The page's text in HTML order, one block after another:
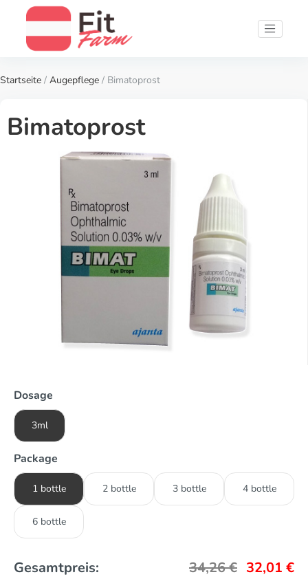
Startseite / Augepflege / Bimatoprost
Bimatoprost
Dosage
3ml
Package
1 bottle 2 bottle 3 bottle 4 bottle
6 bottle
Gesamtpreis: 34,26€ 32,01 €